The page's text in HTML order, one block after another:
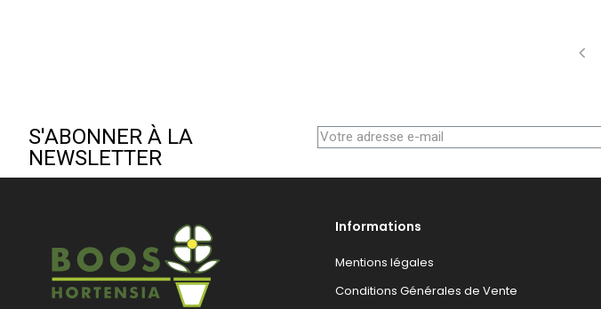
S'ABONNER À LA
NEWSLETTER
Informations
Mentions légales
Conditions Générales de Vente